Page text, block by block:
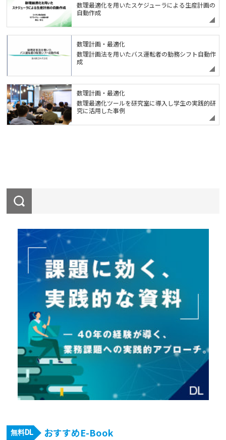
数理最適化を用いたスケジューラによる生産計画の
自動作成
数理計画・最適化
数理計画法を用いたバス運転者の勤務シフト自動作
成
数理計画・最適化
数理最適化ツールを研究室に導入し学生の実践的研
究に活用した事例
無料DL おすすめE-Book